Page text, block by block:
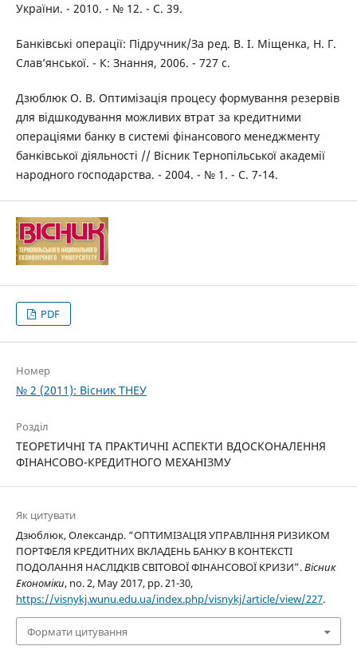
України. - 2010. - № 12. - С. 39.
Банківські операції: Підручник/За ред. В. І. Міщенка, Н. Г.
Слав’янської. - К: Знання, 2006. - 727 с.
Дзюблюк О. В. Оптимізація процесу формування резервів
для відшкодування можливих втрат за кредитними
операціями банку в системі фінансового менеджменту
банківської діяльності // Вісник Тернопільської академії
народного господарства. - 2004. - № 1. - С. 7-14.
PDF
Номер
№ 2 (2011): Вісник ТНЕУ
Розділ
ТЕОРЕТИЧНІ ТА ПРАКТИЧНІ АСПЕКТИ ВДОСКОНАЛЕННЯ
ФІНАНСОВО-КРЕДИТНОГО МЕХАНІЗМУ
Як цитувати
Дзюблюк, Олександр. “ОПТИМІЗАЦІЯ УПРАВЛІННЯ РИЗИКОМ
ПОРТФЕЛЯ КРЕДИТНИХ ВКЛАДЕНЬ БАНКУ В КОНТЕКСТІ
ПОДОЛАННЯ НАСЛІДКІВ СВІТОВОЇ ФІНАНСОВОЇ КРИЗИ”.Вісник
Економіки, no. 2, May 2017, pp. 21-30,
https://visnykj.wunu.edu.ua/index.php/visnykj/article/view/227.
Формати цитування